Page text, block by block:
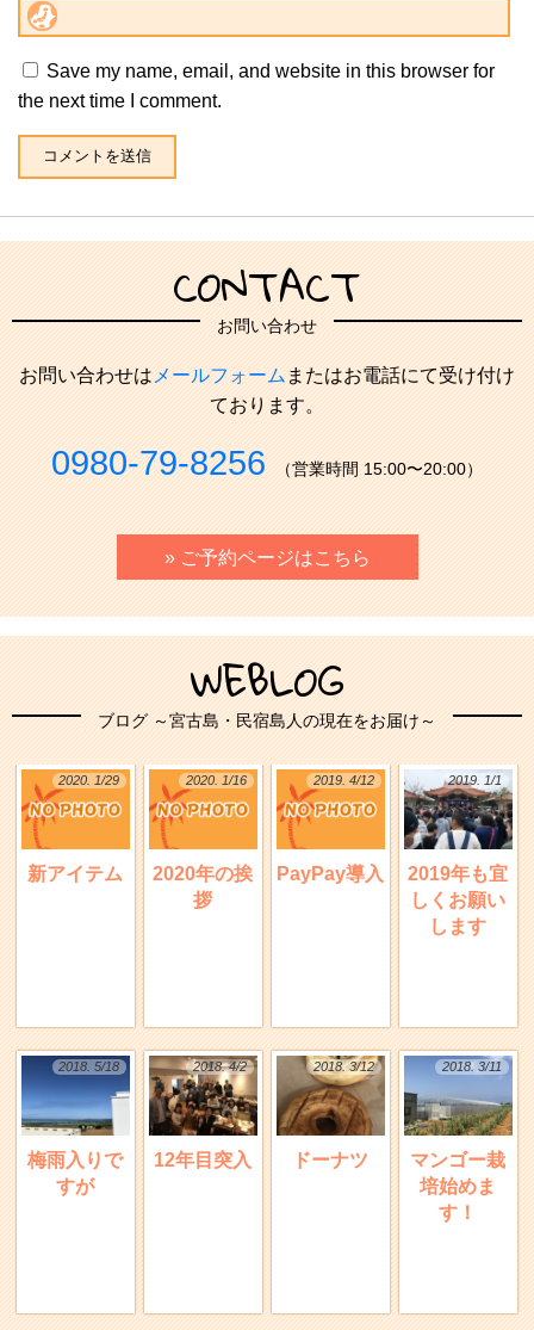
Save my name, email, and website in this browser for
the next time I comment.
CONTACT
お問い合わせ
お問い合わせはメールフォームまたはお電話にて受け付け
ております。
0980-79-8256 （営業時間 15:00〜20:00）
» ご予約ページはこちら
WEBLOG
ブログ ～宮古島・民宿島人の現在をお届け～
2020. 1/29
新アイテム
2020. 1/16
2020年の挨
拶
2019. 4/12
PayPay導入
2019. 1/1
2019年も宜
しくお願い
します
2018. 5/18
梅雨入りで
すが
2018. 4/2
12年目突入
2018. 3/12
ドーナツ
2018. 3/11
マンゴー栽
培始めま
す！